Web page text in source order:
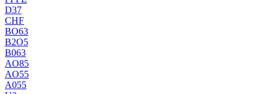
D37
CHF
BO63
B2O5
B063
AO85
AO55
A055